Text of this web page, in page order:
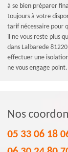
à se bien préparer
toujours à votre
tarif nécessaire pour
il ne vous reste plus
dans Lalbarede
effectuer une
ne vous engage point.
Nos
05 33 06 18